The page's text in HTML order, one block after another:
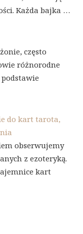
Każda bajka …
często
różnorodne
do kart tarota,
obserwujemy
z ezoteryką.
kart